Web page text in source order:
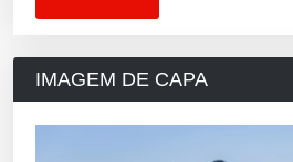
IMAGEM DE CAPA